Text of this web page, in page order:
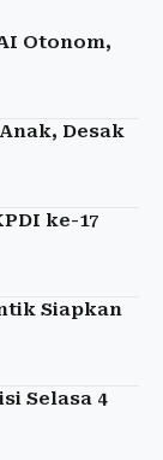
Otonom,
Desak
ke-17
Siapkan
Selasa 4